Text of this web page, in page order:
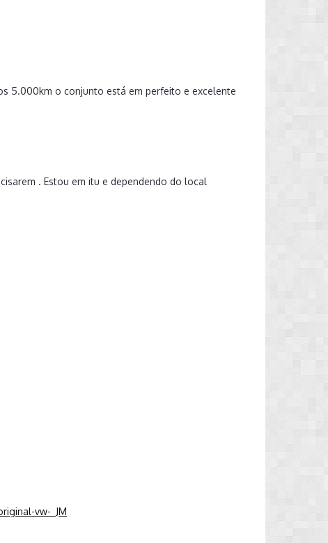
5.000km o conjunto está em perfeito e excelente
. Estou em itu e dependendo do local
vw-_JM